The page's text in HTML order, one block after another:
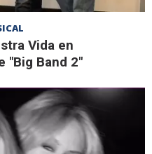
Vida en
"Big Band 2"